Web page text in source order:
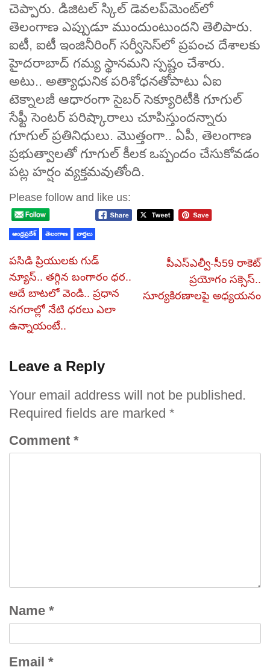
చెప్పారు. డిజిటల్​ స్కిల్​ డెవలప్​మెంట్​లో
తెలంగాణ ఎప్పుడూ ముందుంటుందని తెలిపారు.
ఐటీ, ఐటీ ఇంజినీరింగ్​ సర్వీసెస్​లో ప్రపంచ దేశాలకు
హైదరాబాద్​ గమ్య స్థానమని స్పష్టం చేశారు.
అటు.. అత్యాధునిక పరిశోధనతోపాటు ఏఐ
టెక్నాలజీ ఆధారంగా సైబర్​ సెక్యూరిటీకి గూగుల్​
సేఫ్టీ సెంటర్‌ పరిష్కారాలు చూపిస్తుందన్నారు
గూగుల్ ప్రతినిధులు​. మొత్తంగా.. ఏపీ, తెలంగాణ
ప్రభుత్వాలతో గూగుల్‌ కీలక ఒప్పందం చేసుకోవడం
పట్ల హర్షం వ్యక్తమవుతోంది.
Please follow and like us:
ఆంధ్రప్రదేశ్ తెలంగాణ వార్తలు
పసిడి ప్రియులకు గుడ్
న్యూస్.. తగ్గిన బంగారం ధర..
అదే బాటలో వెండి.. ప్రధాన
నగరాల్లో నేటి ధరలు ఎలా
ఉన్నాయంటే..
పీఎస్‌ఎల్వీ-సీ59 రాకెట్‌
ప్రయోగం సక్సెస్..
సూర్యకిరణాలపై అధ్యయనం
Leave a Reply
Your email address will not be published.
Required fields are marked *
Comment *
Name *
Email *